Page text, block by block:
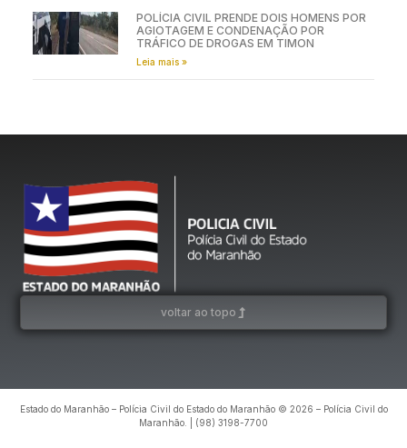
POLÍCIA CIVIL PRENDE DOIS HOMENS POR
AGIOTAGEM E CONDENAÇÃO POR
TRÁFICO DE DROGAS EM TIMON
Leia mais »
voltar ao topo
Estado do Maranhão – Polícia Civil do Estado do Maranhão © 2026 – Polícia Civil do
Maranhão. | (98) 3198-7700